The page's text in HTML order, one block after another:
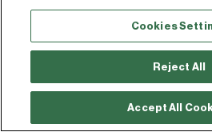
Cookies
Reject All
Accept All